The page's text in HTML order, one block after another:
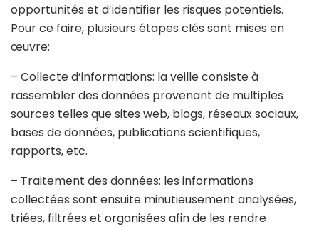
opportunités et d’identifier les risques potentiels.
Pour ce faire, plusieurs étapes clés sont mises en
œuvre:
– Collecte d’informations: la veille consiste à
rassembler des données provenant de multiples
sources telles que sites web, blogs, réseaux sociaux,
bases de données, publications scientifiques,
rapports, etc.
– Traitement des données: les informations
collectées sont ensuite minutieusement analysées,
triées, filtrées et organisées afin de les rendre